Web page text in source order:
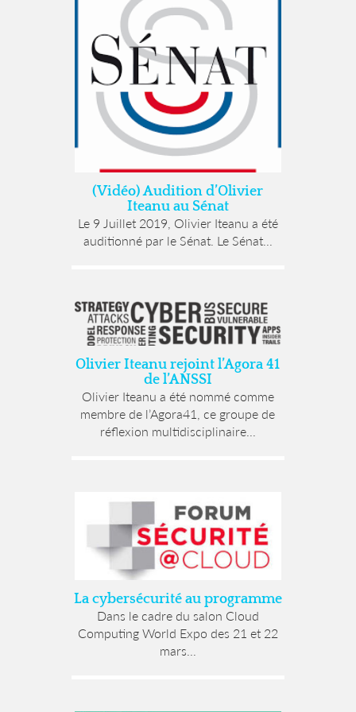
(Vidéo) Audition d’Olivier
Iteanu au Sénat
Le 9 Juillet 2019, Olivier Iteanu a été
auditionné par le Sénat. Le Sénat...
Olivier Iteanu rejoint l’Agora 41
de l’ANSSI
Olivier Iteanu a été nommé comme
membre de l’Agora41, ce groupe de
réflexion multidisciplinaire...
La cybersécurité au programme
Dans le cadre du salon Cloud
Computing World Expo des 21 et 22
mars...